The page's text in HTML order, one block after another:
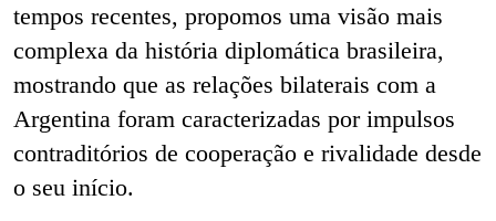
tempos recentes, propomos uma visão mais
complexa da história diplomática brasileira,
mostrando que as relações bilaterais com a
Argentina foram caracterizadas por impulsos
contraditórios de cooperação e rivalidade desde
o seu início.